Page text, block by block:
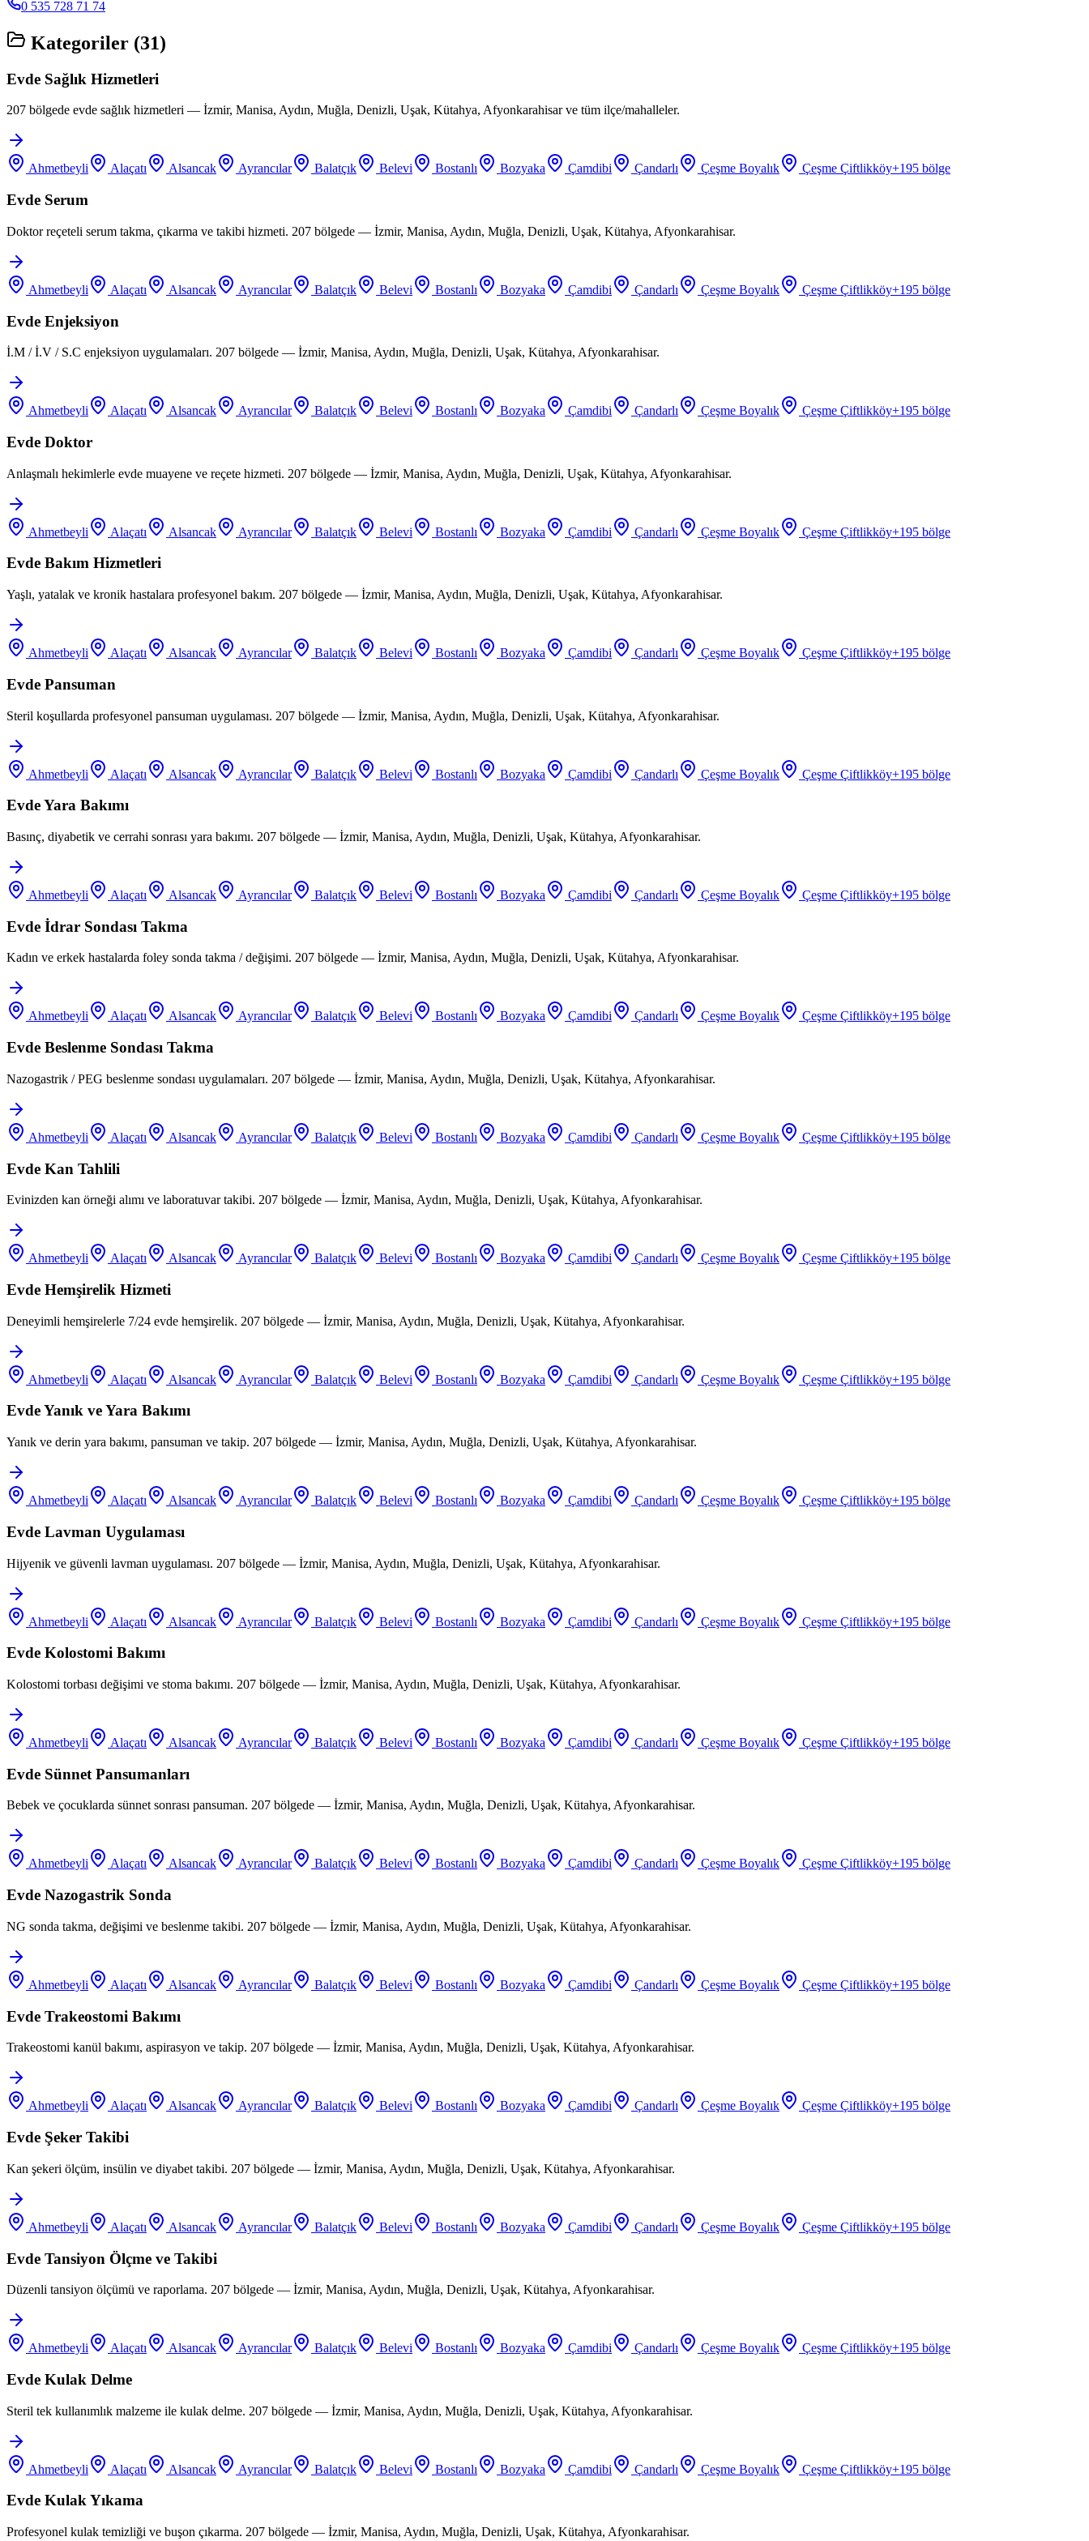
0 535 728 71 74
Kategoriler (31)
Evde Sağlık Hizmetleri
207 bölgede evde sağlık hizmetleri — İzmir, Manisa, Aydın, Muğla, Denizli, Uşak, Kütahya, Afyonkarahisar ve tüm ilçe/mahalleler.
Ahmetbeyli Alaçatı Alsancak Ayrancılar Balatçık Belevi Bostanlı Bozyaka Çamdibi Çandarlı Çeşme Boyalık Çeşme Çiftlikköy+195 bölge
Evde Serum
Doktor reçeteli serum takma, çıkarma ve takibi hizmeti. 207 bölgede — İzmir, Manisa, Aydın, Muğla, Denizli, Uşak, Kütahya, Afyonkarahisar.
Ahmetbeyli Alaçatı Alsancak Ayrancılar Balatçık Belevi Bostanlı Bozyaka Çamdibi Çandarlı Çeşme Boyalık Çeşme Çiftlikköy+195 bölge
Evde Enjeksiyon
İ.M / İ.V / S.C enjeksiyon uygulamaları. 207 bölgede — İzmir, Manisa, Aydın, Muğla, Denizli, Uşak, Kütahya, Afyonkarahisar.
Ahmetbeyli Alaçatı Alsancak Ayrancılar Balatçık Belevi Bostanlı Bozyaka Çamdibi Çandarlı Çeşme Boyalık Çeşme Çiftlikköy+195 bölge
Evde Doktor
Anlaşmalı hekimlerle evde muayene ve reçete hizmeti. 207 bölgede — İzmir, Manisa, Aydın, Muğla, Denizli, Uşak, Kütahya, Afyonkarahisar.
Ahmetbeyli Alaçatı Alsancak Ayrancılar Balatçık Belevi Bostanlı Bozyaka Çamdibi Çandarlı Çeşme Boyalık Çeşme Çiftlikköy+195 bölge
Evde Bakım Hizmetleri
Yaşlı, yatalak ve kronik hastalara profesyonel bakım. 207 bölgede — İzmir, Manisa, Aydın, Muğla, Denizli, Uşak, Kütahya, Afyonkarahisar.
Ahmetbeyli Alaçatı Alsancak Ayrancılar Balatçık Belevi Bostanlı Bozyaka Çamdibi Çandarlı Çeşme Boyalık Çeşme Çiftlikköy+195 bölge
Evde Pansuman
Steril koşullarda profesyonel pansuman uygulaması. 207 bölgede — İzmir, Manisa, Aydın, Muğla, Denizli, Uşak, Kütahya, Afyonkarahisar.
Ahmetbeyli Alaçatı Alsancak Ayrancılar Balatçık Belevi Bostanlı Bozyaka Çamdibi Çandarlı Çeşme Boyalık Çeşme Çiftlikköy+195 bölge
Evde Yara Bakımı
Basınç, diyabetik ve cerrahi sonrası yara bakımı. 207 bölgede — İzmir, Manisa, Aydın, Muğla, Denizli, Uşak, Kütahya, Afyonkarahisar.
Ahmetbeyli Alaçatı Alsancak Ayrancılar Balatçık Belevi Bostanlı Bozyaka Çamdibi Çandarlı Çeşme Boyalık Çeşme Çiftlikköy+195 bölge
Evde İdrar Sondası Takma
Kadın ve erkek hastalarda foley sonda takma / değişimi. 207 bölgede — İzmir, Manisa, Aydın, Muğla, Denizli, Uşak, Kütahya, Afyonkarahisar.
Ahmetbeyli Alaçatı Alsancak Ayrancılar Balatçık Belevi Bostanlı Bozyaka Çamdibi Çandarlı Çeşme Boyalık Çeşme Çiftlikköy+195 bölge
Evde Beslenme Sondası Takma
Nazogastrik / PEG beslenme sondası uygulamaları. 207 bölgede — İzmir, Manisa, Aydın, Muğla, Denizli, Uşak, Kütahya, Afyonkarahisar.
Ahmetbeyli Alaçatı Alsancak Ayrancılar Balatçık Belevi Bostanlı Bozyaka Çamdibi Çandarlı Çeşme Boyalık Çeşme Çiftlikköy+195 bölge
Evde Kan Tahlili
Evinizden kan örneği alımı ve laboratuvar takibi. 207 bölgede — İzmir, Manisa, Aydın, Muğla, Denizli, Uşak, Kütahya, Afyonkarahisar.
Ahmetbeyli Alaçatı Alsancak Ayrancılar Balatçık Belevi Bostanlı Bozyaka Çamdibi Çandarlı Çeşme Boyalık Çeşme Çiftlikköy+195 bölge
Evde Hemşirelik Hizmeti
Deneyimli hemşirelerle 7/24 evde hemşirelik. 207 bölgede — İzmir, Manisa, Aydın, Muğla, Denizli, Uşak, Kütahya, Afyonkarahisar.
Ahmetbeyli Alaçatı Alsancak Ayrancılar Balatçık Belevi Bostanlı Bozyaka Çamdibi Çandarlı Çeşme Boyalık Çeşme Çiftlikköy+195 bölge
Evde Yanık ve Yara Bakımı
Yanık ve derin yara bakımı, pansuman ve takip. 207 bölgede — İzmir, Manisa, Aydın, Muğla, Denizli, Uşak, Kütahya, Afyonkarahisar.
Ahmetbeyli Alaçatı Alsancak Ayrancılar Balatçık Belevi Bostanlı Bozyaka Çamdibi Çandarlı Çeşme Boyalık Çeşme Çiftlikköy+195 bölge
Evde Lavman Uygulaması
Hijyenik ve güvenli lavman uygulaması. 207 bölgede — İzmir, Manisa, Aydın, Muğla, Denizli, Uşak, Kütahya, Afyonkarahisar.
Ahmetbeyli Alaçatı Alsancak Ayrancılar Balatçık Belevi Bostanlı Bozyaka Çamdibi Çandarlı Çeşme Boyalık Çeşme Çiftlikköy+195 bölge
Evde Kolostomi Bakımı
Kolostomi torbası değişimi ve stoma bakımı. 207 bölgede — İzmir, Manisa, Aydın, Muğla, Denizli, Uşak, Kütahya, Afyonkarahisar.
Ahmetbeyli Alaçatı Alsancak Ayrancılar Balatçık Belevi Bostanlı Bozyaka Çamdibi Çandarlı Çeşme Boyalık Çeşme Çiftlikköy+195 bölge
Evde Sünnet Pansumanları
Bebek ve çocuklarda sünnet sonrası pansuman. 207 bölgede — İzmir, Manisa, Aydın, Muğla, Denizli, Uşak, Kütahya, Afyonkarahisar.
Ahmetbeyli Alaçatı Alsancak Ayrancılar Balatçık Belevi Bostanlı Bozyaka Çamdibi Çandarlı Çeşme Boyalık Çeşme Çiftlikköy+195 bölge
Evde Nazogastrik Sonda
NG sonda takma, değişimi ve beslenme takibi. 207 bölgede — İzmir, Manisa, Aydın, Muğla, Denizli, Uşak, Kütahya, Afyonkarahisar.
Ahmetbeyli Alaçatı Alsancak Ayrancılar Balatçık Belevi Bostanlı Bozyaka Çamdibi Çandarlı Çeşme Boyalık Çeşme Çiftlikköy+195 bölge
Evde Trakeostomi Bakımı
Trakeostomi kanül bakımı, aspirasyon ve takip. 207 bölgede — İzmir, Manisa, Aydın, Muğla, Denizli, Uşak, Kütahya, Afyonkarahisar.
Ahmetbeyli Alaçatı Alsancak Ayrancılar Balatçık Belevi Bostanlı Bozyaka Çamdibi Çandarlı Çeşme Boyalık Çeşme Çiftlikköy+195 bölge
Evde Şeker Takibi
Kan şekeri ölçüm, insülin ve diyabet takibi. 207 bölgede — İzmir, Manisa, Aydın, Muğla, Denizli, Uşak, Kütahya, Afyonkarahisar.
Ahmetbeyli Alaçatı Alsancak Ayrancılar Balatçık Belevi Bostanlı Bozyaka Çamdibi Çandarlı Çeşme Boyalık Çeşme Çiftlikköy+195 bölge
Evde Tansiyon Ölçme ve Takibi
Düzenli tansiyon ölçümü ve raporlama. 207 bölgede — İzmir, Manisa, Aydın, Muğla, Denizli, Uşak, Kütahya, Afyonkarahisar.
Ahmetbeyli Alaçatı Alsancak Ayrancılar Balatçık Belevi Bostanlı Bozyaka Çamdibi Çandarlı Çeşme Boyalık Çeşme Çiftlikköy+195 bölge
Evde Kulak Delme
Steril tek kullanımlık malzeme ile kulak delme. 207 bölgede — İzmir, Manisa, Aydın, Muğla, Denizli, Uşak, Kütahya, Afyonkarahisar.
Ahmetbeyli Alaçatı Alsancak Ayrancılar Balatçık Belevi Bostanlı Bozyaka Çamdibi Çandarlı Çeşme Boyalık Çeşme Çiftlikköy+195 bölge
Evde Kulak Yıkama
Profesyonel kulak temizliği ve buşon çıkarma. 207 bölgede — İzmir, Manisa, Aydın, Muğla, Denizli, Uşak, Kütahya, Afyonkarahisar.